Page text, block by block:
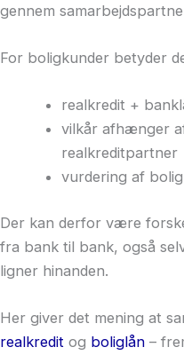
gennem
For boligkunder betyder
realkredit +
vilkår afhænger
realkreditpartner
vurdering af
Der kan derfor være
fra bank til bank, også
ligner hinanden.
Her giver det mening at
realkredit og boliglån –